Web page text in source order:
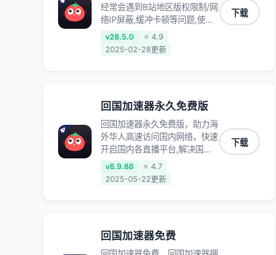
经常会遇到B站地区版权限制/网
络IP屏蔽,缓冲卡顿等问题,使用
我们的哔哩哔哩专用回国VPN,
可加速解决各类网络问题,一键
v28.5.0
⭐ 4.9
2025-02-28更新
下载
回国加速器永久免费版
回国加速器永久免费版，助力海
外华人高速访问国内网络，快速
开启国内各直播平台,解决国内
视频、音乐卡顿问题；更能加速
海量国服游戏，超低延迟稳定不
v8.9.88
⭐ 4.7
2025-05-22更新
下载
回国加速器免费